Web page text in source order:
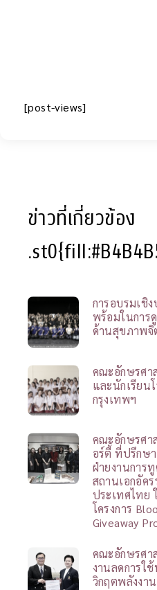
[post-views]
ข่าวที่เกี่ยวข้อง
การอบรมเชิ
พร้อมในการ
ด้านสุขภาพจิ
คณะอักษรศา
และนักเรียน
กรุงเทพฯ
คณะอักษรศา
อร์ตี้ ที่ปรึกษ
ฝ่ายงานการ
สถานเอกอัค
ประเทศไทย
โครงการ
Giveaway
คณะอักษรศา
งานลดการใ
วิกฤตพลังงาน